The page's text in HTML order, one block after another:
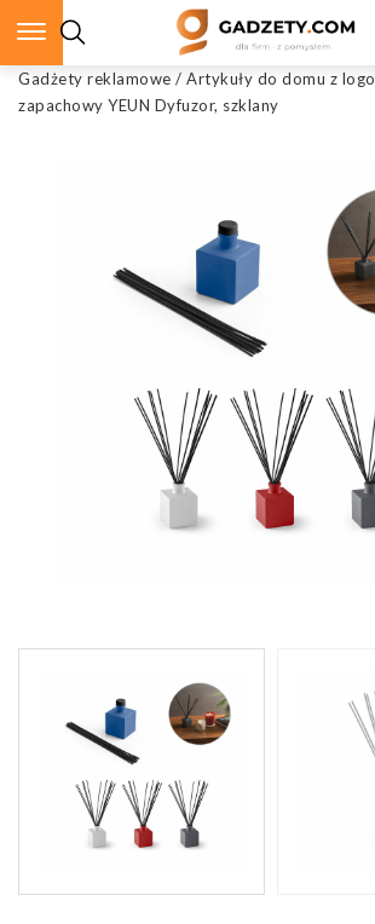
Gadżety reklamowe / Artykuły do domu z logo
zapachowy YEUN Dyfuzor, szklany